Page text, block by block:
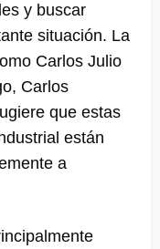
y buscar
situación. La
Carlos Julio
Carlos
que estas
están
a